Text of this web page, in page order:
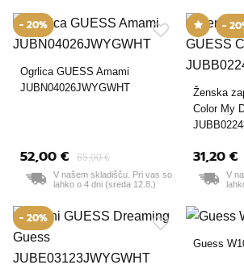
- 20%
Ogrlica GUESS Amami
JUBN04026JWYGWHT
52,00 € 65,00 €
V našem skladišču. Pri vas so
lahko o 4 dni (sreda 12.8.)
-
Ženska
Color My
31,20 €
V
- 20%
Guess